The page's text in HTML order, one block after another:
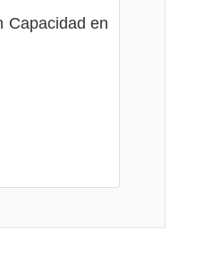
Capacidad en